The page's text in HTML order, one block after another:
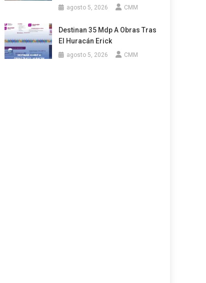
agosto 5, 2026 CMM
Destinan 35 Mdp A Obras Tras
El Huracán Erick
agosto 5, 2026 CMM